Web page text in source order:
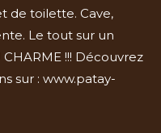
de toilette. Cave,
Le tout sur un
!!! Découvrez
sur : www.patay-